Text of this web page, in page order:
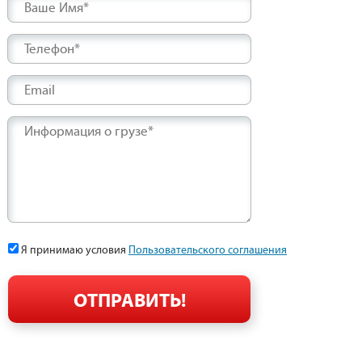
Ваше Имя*
Телефон*
Email
Информация о грузе*
Я принимаю условия Пользовательского соглашения